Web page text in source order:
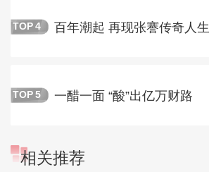
TOP 4 百年潮起 再现张謇传奇人生
TOP 5 一醋一面 “酸”出亿万财路
相关推荐